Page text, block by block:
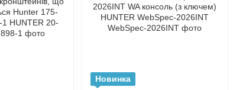
Новинка